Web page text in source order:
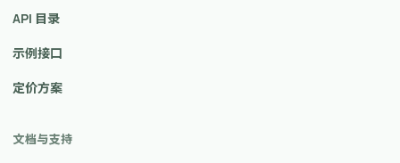
API 目录
示例接口
定价方案
文档与支持